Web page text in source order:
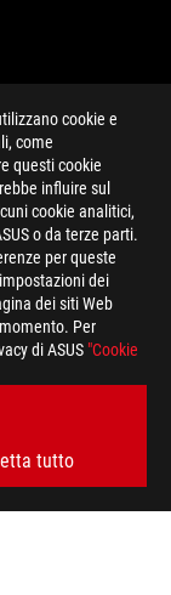
cookie e
come
questi cookie
influire sul
cookie analitici,
o da terze parti.
per queste
dei
dei siti Web
Per
di ASUS "Cookie
tutto